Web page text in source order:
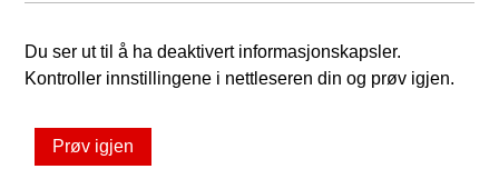
Du ser ut til å ha deaktivert informasjonskapsler.
Kontroller innstillingene i nettleseren din og prøv igjen.
Prøv igjen